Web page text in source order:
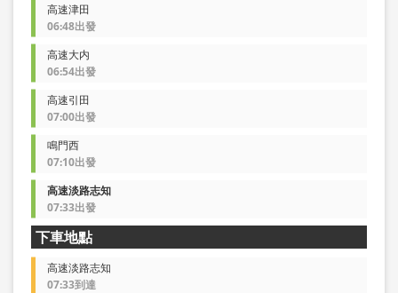
高速津田
06:48出發
高速大内
06:54出發
高速引田
07:00出發
鳴門西
07:10出發
高速淡路志知
07:33出發
下車地點
高速淡路志知
07:33到達